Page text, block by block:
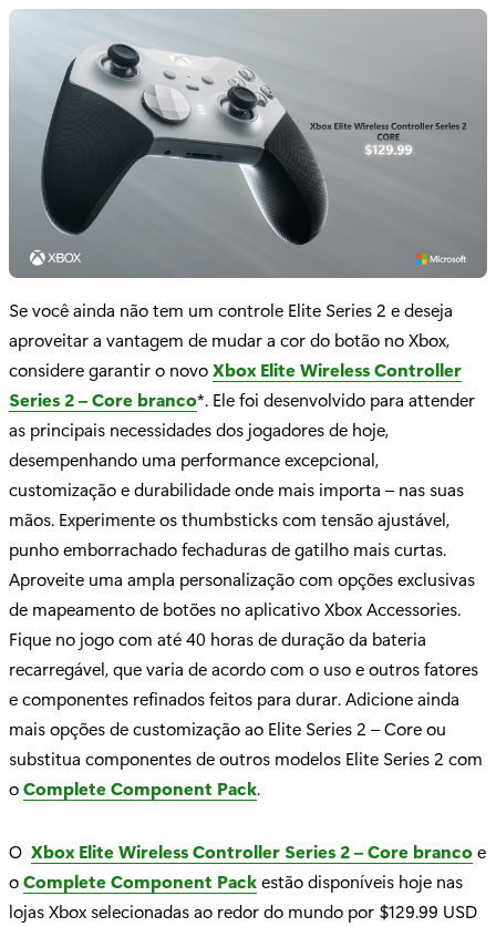
Se você ainda não tem um controle Elite Series 2 e deseja
aproveitar a vantagem de mudar a cor do botão no Xbox,
considere garantir o novoXbox Elite Wireless Controller
Series 2 – Core branco*. Ele foi desenvolvido para attender
as principais necessidades dos jogadores de hoje,
desempenhando uma performance excepcional,
customização e durabilidade onde mais importa – nas suas
mãos. Experimente os thumbsticks com tensão ajustável,
punho emborrachado fechaduras de gatilho mais curtas.
Aproveite uma ampla personalização com opções exclusivas
de mapeamento de botões no aplicativo Xbox Accessories.
Fique no jogo com até 40 horas de duração da bateria
recarregável, que varia de acordo com o uso e outros fatores
e componentes refinados feitos para durar. Adicione ainda
mais opções de customização ao Elite Series 2 – Core ou
substitua componentes de outros modelos Elite Series 2 com
oComplete Component Pack.
O Xbox Elite Wireless Controller Series 2 – Core brancoe
oComplete Component Packestão disponíveis hoje nas
lojas Xbox selecionadas ao redor do mundo por $129.99 USD